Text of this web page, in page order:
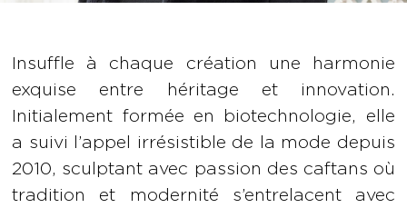
Insuffle à chaque création une harmonie
exquise entre héritage et innovation.
Initialement formée en biotechnologie, elle
a suivi l’appel irrésistible de la mode depuis
2010, sculptant avec passion des caftans où
tradition et modernité s’entrelacent avec